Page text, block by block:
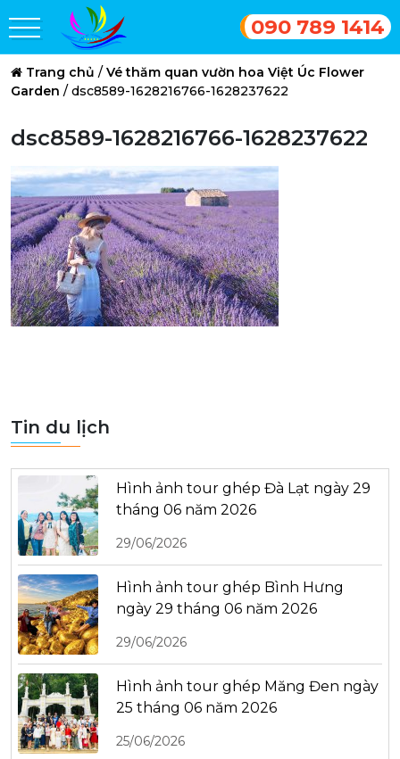
090 789 1414
Trang chủ / Vé thăm quan vườn hoa Việt Úc Flower
Garden / dsc8589-1628216766-1628237622
dsc8589-1628216766-1628237622
Tin du lịch
Hình ảnh tour ghép Đà Lạt ngày 29
tháng 06 năm 2026
29/06/2026
Hình ảnh tour ghép Bình Hưng
ngày 29 tháng 06 năm 2026
29/06/2026
Hình ảnh tour ghép Măng Đen ngày
25 tháng 06 năm 2026
25/06/2026